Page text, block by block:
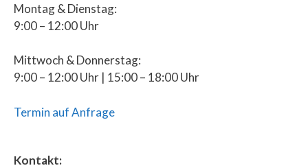
Montag & Dienstag:
9:00 – 12:00 Uhr
Mittwoch & Donnerstag:
9:00 – 12:00 Uhr | 15:00 – 18:00 Uhr
Termin auf Anfrage
Kontakt: